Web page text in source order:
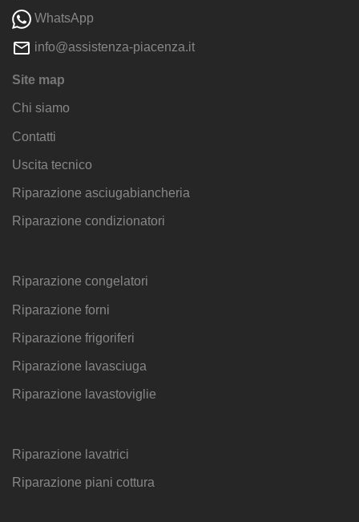
WhatsApp
info@assistenza-piacenza.it
Site map
Chi siamo
Contatti
Uscita tecnico
Riparazione asciugabiancheria
Riparazione condizionatori
Riparazione congelatori
Riparazione forni
Riparazione frigoriferi
Riparazione lavasciuga
Riparazione lavastoviglie
Riparazione lavatrici
Riparazione piani cottura